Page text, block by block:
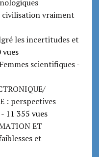
civilisation vraiment
les incertitudes et
scientifiques-
: perspectives
11 355 vues
ET
et